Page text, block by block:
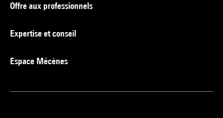
Offre aux professionnels
Expertise et conseil
Espace Mécènes